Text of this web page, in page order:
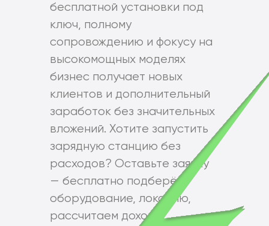
бесплатной установки под
ключ, полному
сопровождению и фокусу на
высокомощных моделях
бизнес получает новых
клиентов и дополнительный
заработок без значительных
вложений. Хотите запустить
зарядную станцию без
расходов? Оставьте заявку
— бесплатно подберём
оборудование, локацию,
рассчитаем доход и